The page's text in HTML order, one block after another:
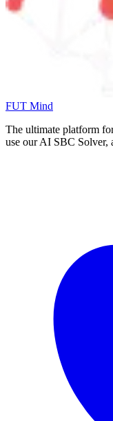
FUT Mind
The ultimate platform
use our AI SBC Solver,